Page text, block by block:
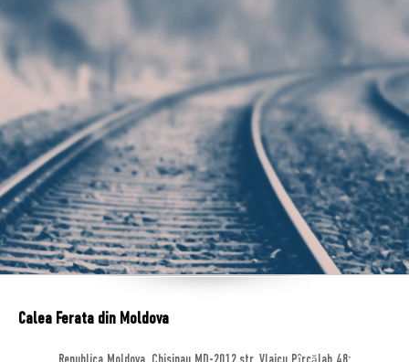
Calea Ferata din Moldova